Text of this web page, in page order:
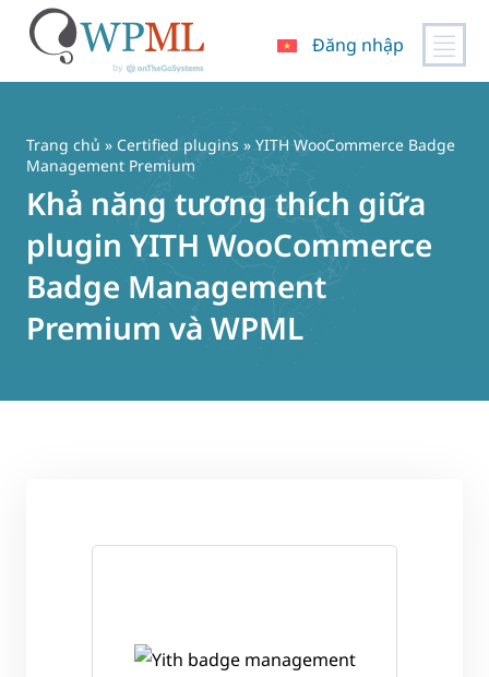
dung
Đăng nhập
Trang chủ » Certified plugins » YITH WooCommerce Badge
Management Premium
Khả năng tương thích giữa
plugin YITH WooCommerce
Badge Management
Premium và WPML